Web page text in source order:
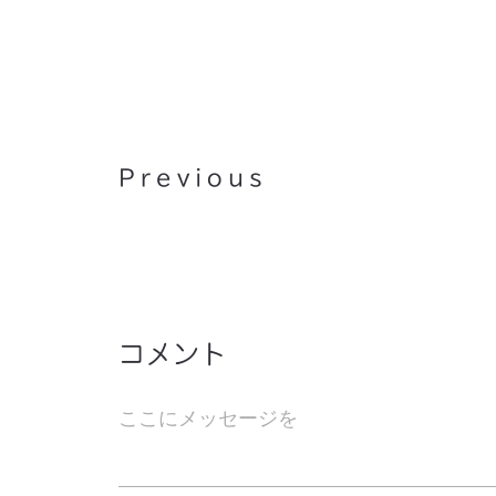
Previous
人間よりも速くピアノを弾く
コメント